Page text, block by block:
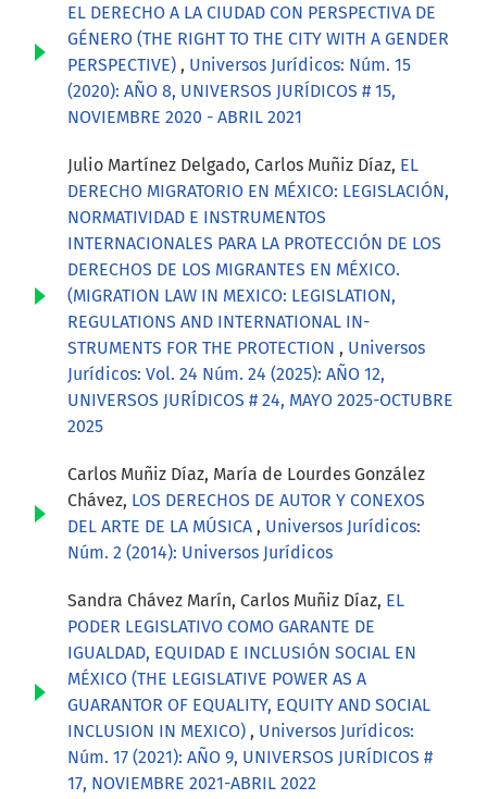
EL DERECHO A LA CIUDAD CON PERSPECTIVA DE
GÉNERO (THE RIGHT TO THE CITY WITH A GENDER
PERSPECTIVE) , Universos Jurídicos: Núm. 15
(2020): AÑO 8, UNIVERSOS JURÍDICOS # 15,
NOVIEMBRE 2020 - ABRIL 2021
Julio Martínez Delgado, Carlos Muñiz Díaz, EL
DERECHO MIGRATORIO EN MÉXICO: LEGISLACIÓN,
NORMATIVIDAD E INSTRUMENTOS
INTERNACIONALES PARA LA PROTECCIÓN DE LOS
DERECHOS DE LOS MIGRANTES EN MÉXICO.
(MIGRATION LAW IN MEXICO: LEGISLATION,
REGULATIONS AND INTERNATIONAL IN-
STRUMENTS FOR THE PROTECTION , Universos
Jurídicos: Vol. 24 Núm. 24 (2025): AÑO 12,
UNIVERSOS JURÍDICOS # 24, MAYO 2025-OCTUBRE
2025
Carlos Muñiz Díaz, María de Lourdes González
Chávez, LOS DERECHOS DE AUTOR Y CONEXOS
DEL ARTE DE LA MÚSICA , Universos Jurídicos:
Núm. 2 (2014): Universos Jurídicos
Sandra Chávez Marín, Carlos Muñiz Díaz, EL
PODER LEGISLATIVO COMO GARANTE DE
IGUALDAD, EQUIDAD E INCLUSIÓN SOCIAL EN
MÉXICO (THE LEGISLATIVE POWER AS A
GUARANTOR OF EQUALITY, EQUITY AND SOCIAL
INCLUSION IN MEXICO) , Universos Jurídicos:
Núm. 17 (2021): AÑO 9, UNIVERSOS JURÍDICOS #
17, NOVIEMBRE 2021-ABRIL 2022